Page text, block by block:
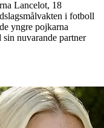
Lancelot, 18
i fotboll
yngre pojkarna
nuvarande partner